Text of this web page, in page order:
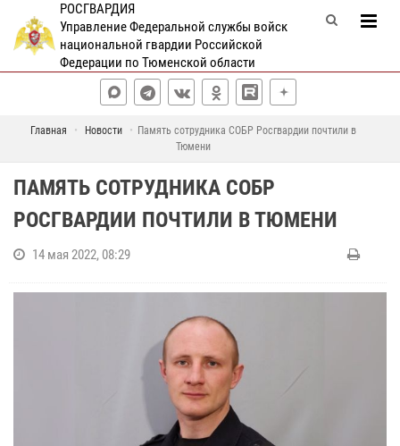
РОСГВАРДИЯ
Управление Федеральной службы войск
национальной гвардии Российской
Федерации по Тюменской области
Главная Новости
Память сотрудника СОБР Росгвардии почтили в
Тюмени
ПАМЯТЬ СОТРУДНИКА СОБР
РОСГВАРДИИ ПОЧТИЛИ В ТЮМЕНИ
14 мая 2022, 08:29